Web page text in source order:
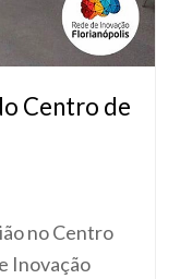
Centro de
no Centro
Inovação